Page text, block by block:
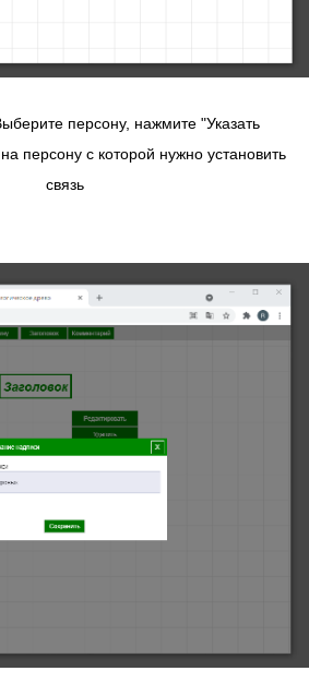
персону, нажмите "Указать
персону с которой нужно установить
связь